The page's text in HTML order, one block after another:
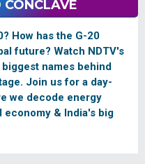
How has the G-20
future? Watch NDTV's
names behind
Join us for a day-
we decode energy
& India's big